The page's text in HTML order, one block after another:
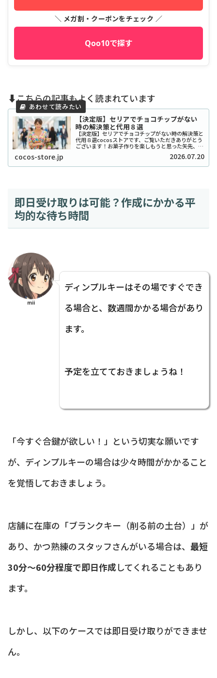
＼ メガ割・クーポンをチェック ／
Qoo10で探す
⬇️こちらの記事もよく読まれています
【決定版】セリアでチョコチップがない
時の解決策と代用８選
【決定版】セリアでチョコチップがない時の解決策と
代用８選cocosストアです、ご覧いただきありがとう
ございます！お菓子作りを楽しもうと思った矢先、セ
リアでチョコチップが「ない！」と困ったことはあり
ませんか？実は私も、クッキーを焼こうとした日...
cocos-store.jp 2026.07.20
即日受け取りは可能？作成にかかる平
均的な待ち時間
mii
ディンプルキーはその場ですぐでき
る場合と、数週間かかる場合があり
ます。
予定を立てておきましょうね！
「今すぐ合鍵が欲しい！」という切実な願いです
が、ディンプルキーの場合は少々時間がかかること
を覚悟しておきましょう。
店舗に在庫の「ブランクキー（削る前の土台）」が
あり、かつ熟練のスタッフさんがいる場合は、 最短
30分〜60分程度で即日作成してくれることもあり
ます。
しかし、以下のケースでは即日受け取りができませ
ん。